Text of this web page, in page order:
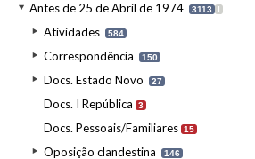
Antes de 25 de Abril de 1974 3113 I
Atividades 584
Correspondência 150
Docs. Estado Novo 27
Docs. I República 3
Docs. Pessoais/Familiares 15
Oposição clandestina 146